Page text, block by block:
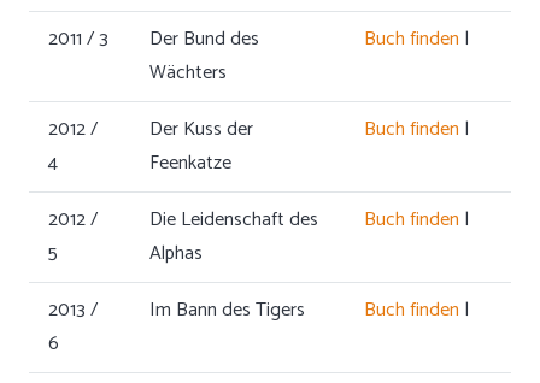
2011 / 3
Der Bund des
Wächters
Buch finden |
2012 /
4
Der Kuss der
Feenkatze
Buch finden |
2012 /
5
Die Leidenschaft des
Alphas
Buch finden |
2013 /
6
Im Bann des Tigers Buch finden |